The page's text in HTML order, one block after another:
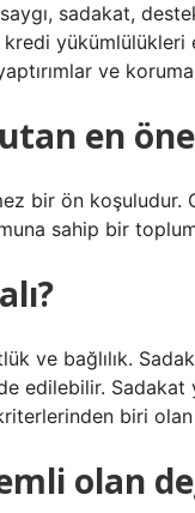
saygı, sadakat,
yükümlülükleri
ve
en
bir ön
sahip bir
ve bağlılık.
edilebilir.
biri
olan